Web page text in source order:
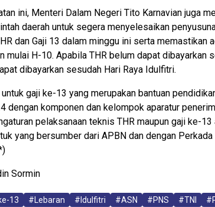
ini, Menteri Dalam Negeri Tito Karnavian juga
daerah untuk segera menyelesaikan
dan Gaji 13 dalam minggu ini serta memastikan
mulai H-10. Apabila THR belum dapat dibayarkan
dibayarkan sesudah Hari Raya Idulfitri.
gaji ke-13 yang merupakan bantuan
dengan komponen dan kelompok aparatur
pelaksanaan teknis THR maupun gaji ke-
yang bersumber dari APBN dan dengan
Sormin
13 #Lebaran #Idulfitri #ASN #PNS #TNI